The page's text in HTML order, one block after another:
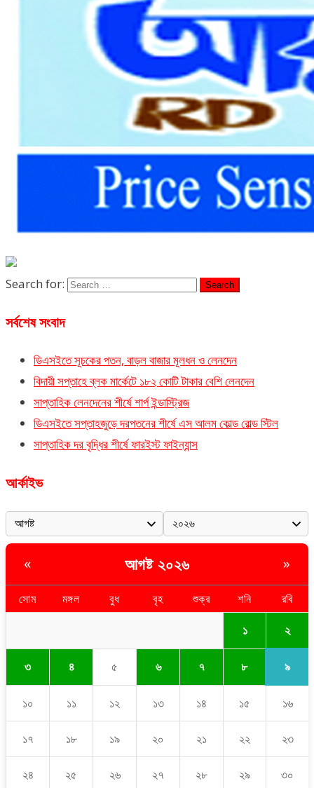
Search for:
সর্বশেষ সংবাদ
ডিএসইতে সূচকের পতন, বাড়ল বাজার মূলধন ও লেনদেন
বিদায়ী সপ্তাহে ব্লক মার্কেটে ১৮২ কোটি টাকার বেশি লেনদেন
সাপ্তাহিক লেনদেনের শীর্ষে শার্প ইন্ডাস্ট্রিজ
ডিএসইতে সপ্তাহজুড়ে দরপতনের শীর্ষে এস আলম কোল্ড রোল্ড স্টিল
সাপ্তাহিক দর বৃদ্ধির শীর্ষে ফারইস্ট ফাইন্যান্স
আর্কাইভ
« আগষ্ট ২০২৬ »
সোম মঙ্গল বুধ বৃহ শুক্র শনি রবি
১ ২
৩ ৪ ৫ ৬ ৭ ৮ ৯
১০ ১১ ১২ ১৩ ১৪ ১৫ ১৬
১৭ ১৮ ১৯ ২০ ২১ ২২ ২৩
২৪ ২৫ ২৬ ২৭ ২৮ ২৯ ৩০